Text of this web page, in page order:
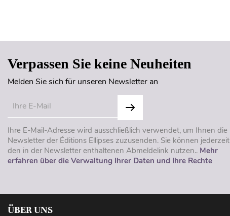
Verpassen Sie keine Neuheiten
Melden Sie sich für unseren Newsletter an
Ihre E-Mail-Adresse wird ausschließlich verwendet, um Ihnen die
Newsletter der Éditions Ellipses zuzusenden. Sie können jederzeit
den in der Newsletter enthaltenen Abmeldelink nutzen.. Mehr
erfahren über die Verwaltung Ihrer Daten und Ihre Rechte
ÜBER UNS